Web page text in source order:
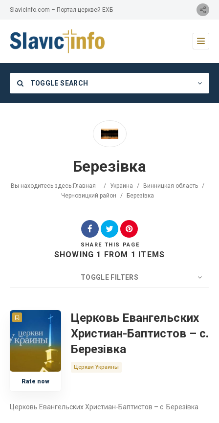
SlavicInfo.com – Портал церквей ЕХБ
TOGGLE SEARCH
Березівка
Вы находитесь здесь: Главная / Украина / Винницкая область /
Черновицкий район
/ Березівка
SHARE THIS PAGE
SHOWING 1 FROM 1 ITEMS
TOGGLE FILTERS
COUNT 20
Церковь
Украина
Rate now
Церковь Евангельских
Христиан-Баптистов – с.
Березівка
Церкви Украины
Церковь Евангельских Христиан-Баптистов – с. Березівка